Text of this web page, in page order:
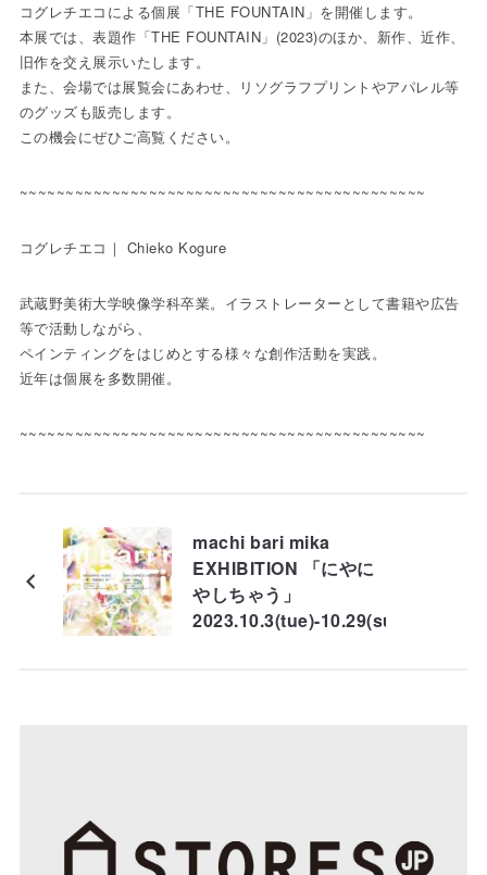
コグレチエコによる個展「THE FOUNTAIN」を開催します。
本展では、表題作「THE FOUNTAIN」(2023)のほか、新作、近作、
旧作を交え展示いたします。
また、会場では展覧会にあわせ、リソグラフプリントやアパレル等
のグッズも販売します。
この機会にぜひご高覧ください。
~~~~~~~~~~~~~~~~~~~~~~~~~~~~~~~~~~~~~~~~~~~~
コグレチエコ｜ Chieko Kogure
武蔵野美術大学映像学科卒業。イラストレーターとして書籍や広告
等で活動しながら、
ペインティングをはじめとする様々な創作活動を実践。
近年は個展を多数開催。
~~~~~~~~~~~~~~~~~~~~~~~~~~~~~~~~~~~~~~~~~~~~
machi bari mika
EXHIBITION 「にやに
やしちゃう」
2023.10.3(tue)-10.29(sun)